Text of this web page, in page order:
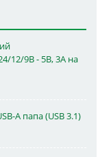
12/9В - 5В, 3А на
A папа (USB 3.1)